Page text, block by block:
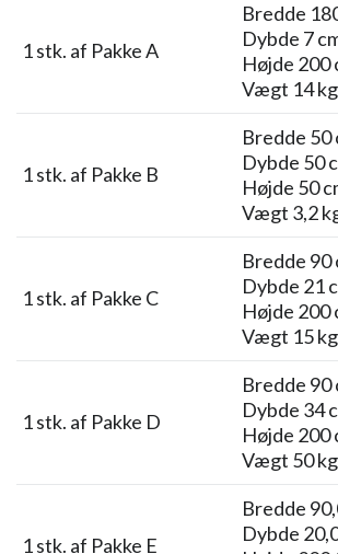
1 stk. af Pakke A
Bredde
Dybde 7
Højde 200
Vægt 14 kg
1 stk. af Pakke B
Bredde 50
Dybde 50
Højde 50
Vægt 3,2
1 stk. af Pakke C
Bredde 90
Dybde 21
Højde 200
Vægt 15 kg
1 stk. af Pakke D
Bredde 90
Dybde 34
Højde 200
Vægt 50 kg
1 stk. af Pakke E
Bredde
Dybde